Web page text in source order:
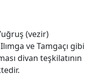
(vezir)
ve Tamgaçı gibi
divan teşkilatının